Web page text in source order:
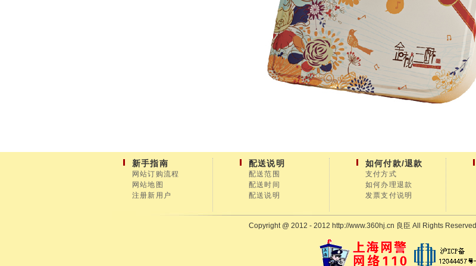
新手指南
网站订购流程
网站地图
注册新用户
配送说明
配送范围
配送时间
配送说明
如何付款/退款
支付方式
如何办理退款
发票支付说明
Copyright @ 2012 - 2012 http://www.360hj.cn 良臣 All Rights Reserved